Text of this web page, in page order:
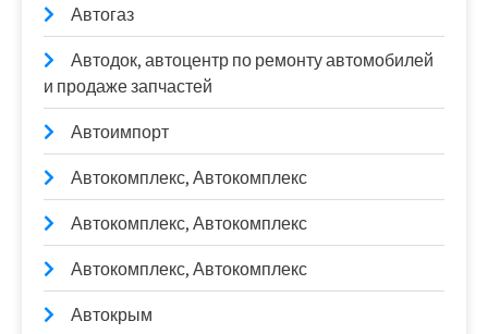
Автогаз
Автодок, автоцентр по ремонту автомобилей
и продаже запчастей
Автоимпорт
Автокомплекс, Автокомплекс
Автокомплекс, Автокомплекс
Автокомплекс, Автокомплекс
Автокрым